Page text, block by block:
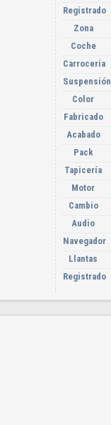
Registrado
Zona
Coche
Carrocería
Suspensión
Color
Fabricado
Acabado
Pack
Tapicería
Motor
Cambio
Audio
Navegador
Llantas
Registrado